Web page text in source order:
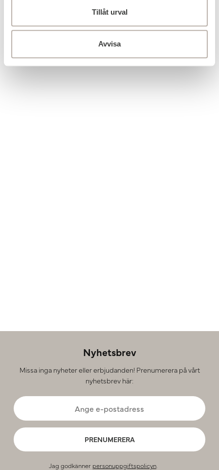
Tillåt urval
Avvisa
Nyhetsbrev
Missa inga nyheter eller erbjudanden! Prenumerera på vårt
nyhetsbrev här:
PRENUMERERA
Jag godkänner personuppgiftspolicyn.